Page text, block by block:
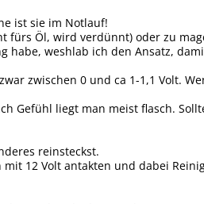
ist sie im Notlauf!
fürs Öl, wird verdünnt) oder zu
habe, weshlab ich den Ansatz,
zwischen 0 und ca 1-1,1 Volt.
Gefühl liegt man meist flasch.
reinsteckst.
12 Volt antakten und dabei